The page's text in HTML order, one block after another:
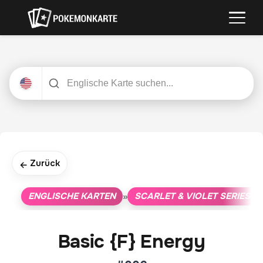
← Zurück
ENGLISCHE KARTEN » SCARLET & VIOLET SERIES
Basic {F} Energy